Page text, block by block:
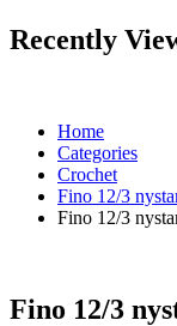
Recently
Home
Categories
Crochet
Fino 12/3
Fino 12/3
Fino 12/3